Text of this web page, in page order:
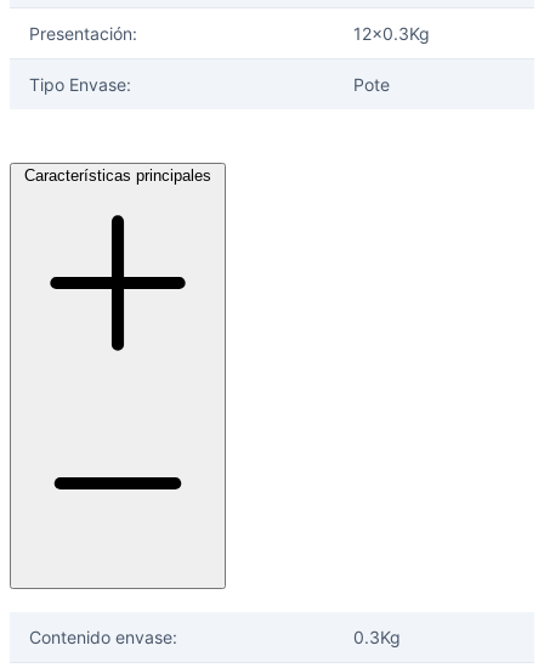
Presentación: 12x0.3Kg
Tipo Envase: Pote
Características principales
Contenido envase: 0.3Kg